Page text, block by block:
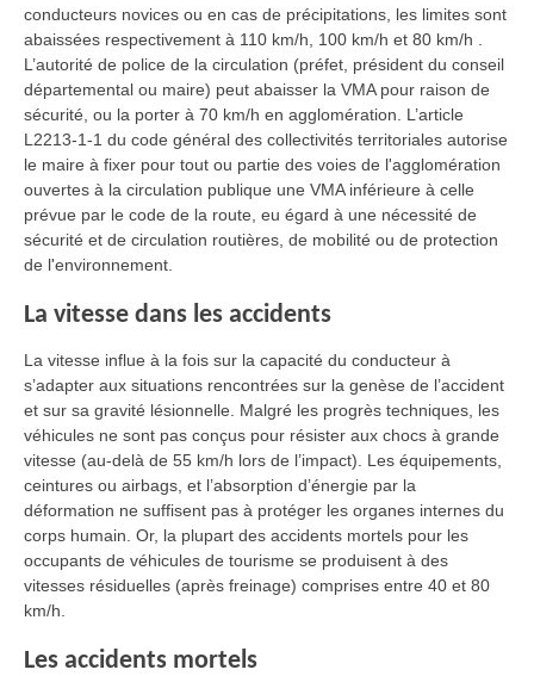
conducteurs novices ou en cas de précipitations, les limites sont
abaissées respectivement à 110 km/h, 100 km/h et 80 km/h .
L’autorité de police de la circulation (préfet, président du conseil
départemental ou maire) peut abaisser la VMA pour raison de
sécurité, ou la porter à 70 km/h en agglomération. L’article
L2213-1-1 du code général des collectivités territoriales autorise
le maire à fixer pour tout ou partie des voies de l'agglomération
ouvertes à la circulation publique une VMA inférieure à celle
prévue par le code de la route, eu égard à une nécessité de
sécurité et de circulation routières, de mobilité ou de protection
de l'environnement.
La vitesse dans les accidents
La vitesse influe à la fois sur la capacité du conducteur à
s’adapter aux situations rencontrées sur la genèse de l’accident
et sur sa gravité lésionnelle. Malgré les progrès techniques, les
véhicules ne sont pas conçus pour résister aux chocs à grande
vitesse (au-delà de 55 km/h lors de l’impact). Les équipements,
ceintures ou airbags, et l’absorption d’énergie par la
déformation ne suffisent pas à protéger les organes internes du
corps humain. Or, la plupart des accidents mortels pour les
occupants de véhicules de tourisme se produisent à des
vitesses résiduelles (après freinage) comprises entre 40 et 80
km/h.
Les accidents mortels